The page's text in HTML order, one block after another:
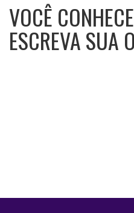
VOCÊ
ESCREVA SUA